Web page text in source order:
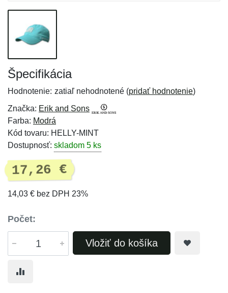
Špecifikácia
Hodnotenie: zatiaľ nehodnotené (pridať hodnotenie)
Značka: Erik and Sons
Farba: Modrá
Kód tovaru: HELLY-MINT
Dostupnosť: skladom 5 ks
17,26 €
14,03 € bez DPH 23%
Počet:
Vložiť do košíka